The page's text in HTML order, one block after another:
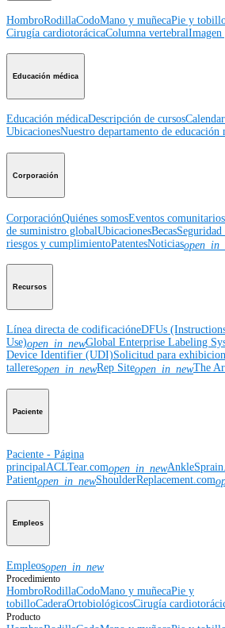
HombroRodillaCodoMano y muñecaPie y
Cirugía cardiotorácicaColumna vertebralImagen
Educación médica
Educación médicaDescripción de cursos
UbicacionesNuestro departamento de educación
Corporación
CorporaciónQuiénes somosEventos comunitarios
de suministro globalUbicacionesBecas
riesgos y cumplimientoPatentesNoticias
Recursos
Línea directa de codificacióneDFUs
Use)open_in_newGlobal Enterprise Labeling
Device Identifier (UDI)Solicitud para
talleresopen_in_newRep Siteopen_in_newThe
Paciente
Paciente - Página
principal ACLTear.comopen_in_new
Patientopen_in_newShoulderReplacement.com
Empleos
Empleosopen_in_new
Procedimiento
HombroRodillaCodoMano y muñecaPie y
tobilloCaderaOrtobiológicosCirugía
Producto